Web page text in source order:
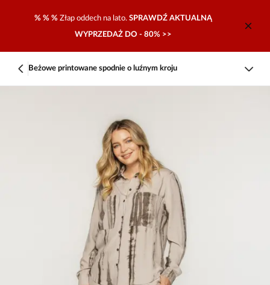
% % % Złap oddech na lato. SPRAWDŹ AKTUALNĄ
WYPRZEDAŻ DO - 80% >>
Beżowe printowane spodnie o luźnym kroju